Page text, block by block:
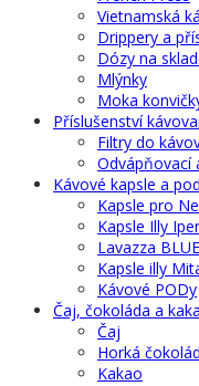
Vietnamská
Drippery a
Dózy na
Mlýnky
Moka
Příslušenství
Filtry do
Odvápňovací
Kávové kapsle a
Kapsle pro
Kapsle Illy
Lavazza
Kapsle illy
Kávové PODy
Čaj, čokoláda a
Čaj
Horká
Kakao